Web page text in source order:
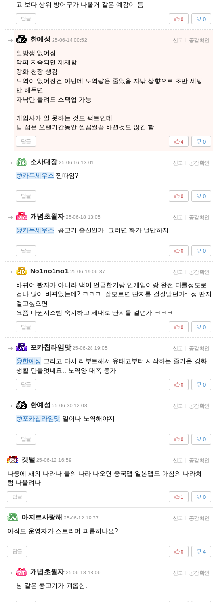
고 보다 상위 방어구가 나올거 같은 예감이 듬
답글 0
0
한예성 25-06-14 00:52 신고 공감 확인
일방쟁 없어짐
막피 지속되면 제재함
강화 천장 생김
노역이 없어진건 아닌데 노역량은 줄었음 자낚 상향으로 초반 세팅
만 해두면
자낚만 돌려도 스팩업 가능
게임사가 일 못하는 것도 팩트인데
님 접은 오랜기간동안 찔끔찔끔 바뀐것도 많긴 함
답글 0
4
소사대장 25-06-16 13:01 신고 공감 확인
@카두세우스 찐따임?
답글 0
0
개념초월자 25-06-18 13:05 신고 공감 확인
@카두세우스 콩고기 출신인가..그러면 화가 날만하지
답글 0
0
No1no1no1 25-06-19 06:37 신고 공감 확인
바뀌어 봤자가 아니라 댁이 언급한거랑 인게임이랑 완전 다를정도로
겁나 많이 바뀌었는데? ㅋㅋㅋ 잘모르면 딴지를 걸질말던가~ 정 딴지
걸고싶으면
요즘 바뀐시스템 숙지하고 제대로 딴지를 걸던가 ㅋㅋㅋ
답글 0
0
포카칩라임맛 25-06-28 19:05 신고 공감 확인
@한예성 그리고 다시 리부트해서 유태고부터 시작하는 즐거운 강화
생활 만들엇네요.. 노역양 대폭 증가
답글 0
0
한예성 25-06-30 12:08 신고 공감 확인
@포카칩라임맛 일어나 노역해야지
답글 0
0
깃털 25-06-12 16:59 신고 공감 확인
나중에 새의 나라나 물의 나라 나오면 중국맵 일본맵도 아침의 나라처
럼 나올려나
답글 0
1
아지르사랑해 25-06-12 19:37 신고 공감 확인
아직도 운영자가 스트리머 괴롭히나요?
답글 4
0
개념초월자 25-06-18 13:06 신고 공감 확인
님 같은 콩고기가 괴롭힘.